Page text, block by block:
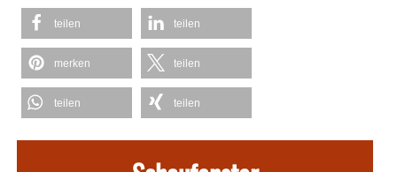
teilen teilen
merken teilen
teilen teilen